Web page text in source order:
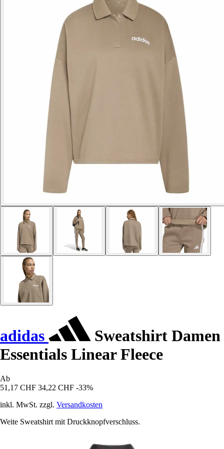
adidas
Sweatshirt Damen
Essentials Linear Fleece
Ab
51,17 CHF 34,22 CHF -33%
inkl. MwSt. zzgl. Versandkosten
Weite Sweatshirt mit Druckknopfverschluss.